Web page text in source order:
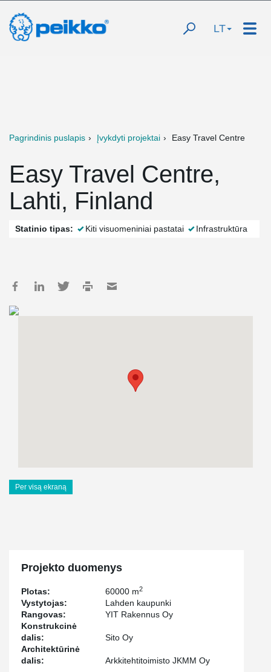
LT
Pagrindinis puslapis Įvykdyti projektai Easy Travel Centre
Easy Travel Centre,
Lahti, Finland
Statinio tipas: Kiti visuomeniniai pastatai Infrastruktūra
Per visą ekraną
Projekto duomenys
Plotas: 60000 m2
Vystytojas:
Lahden kaupunki
Rangovas:
YIT Rakennus Oy
Konstrukcinė
dalis:
Sito Oy
Architektūrinė
dalis:
Arkkitehtitoimisto JKMM Oy